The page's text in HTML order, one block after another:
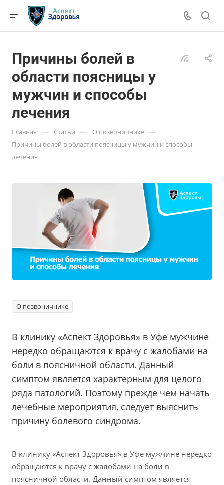
Причины болей в
области поясницы у
мужчин и способы
лечения
Главная — Статьи — О позвоничнике —
Причины болей в области поясницы у мужчин и способы
лечения
О позвоничнике
В клинику «Аспект Здоровья» в Уфе мужчине
нередко обращаются к врачу с жалобами на
боли в поясничной области. Данный
симптом является характерным для целого
ряда патологий. Поэтому прежде чем начать
лечебные мероприятия, следует выяснить
причину болевого синдрома.
В клинику «Аспект Здоровья» в Уфе мужчине нередко
обращаются к врачу с жалобами на боли в
поясничной области. Данный симптом является